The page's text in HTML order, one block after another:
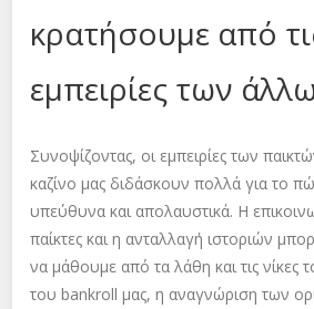
κρατήσουμε από
εμπειρίες των
Συνοψίζοντας, οι εμπειρίες των
καζίνο μας διδάσκουν πολλά για το
υπεύθυνα και απολαυστικά. Η
παίκτες και η ανταλλαγή ιστοριών
να μάθουμε από τα λάθη και τις νίκες
του bankroll μας, η αναγνώριση των